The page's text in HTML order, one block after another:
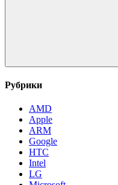
Рубрики
AMD
Apple
ARM
Google
HTC
Intel
LG